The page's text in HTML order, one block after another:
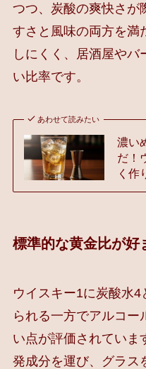
つつ、炭酸の爽快さが
すさと風味の両方を満
しにくく、居酒屋やバ
い比率です。
あわせて読みたい
濃い
だ！
く作
標準的な黄金比が好
ウイスキー1に炭酸水
られる一方でアルコー
い点が評価されていま
発成分を運び、グラス